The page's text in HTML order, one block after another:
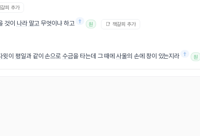
피 추가
것이 나라 말고 무엇이냐 하고 † 원 📑 책갈피 추가
윗 이 평일과 같이 손으로수금을 타는데 그 때에사울의 손에 창이 있는지라 † 원